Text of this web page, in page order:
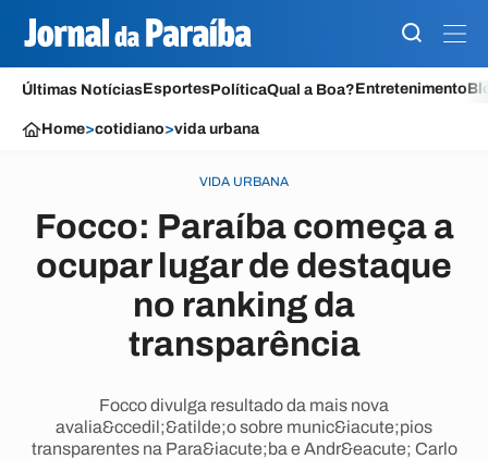
Últimas NotíciasEsportesPolíticaQual a Boa?Entretenimento
Home>cotidiano>vida urbana
VIDA URBANA
Focco: Paraíba começa a
ocupar lugar de destaque
no ranking da
transparência
Focco divulga resultado da mais nova
avalia&ccedil;&atilde;o sobre munic&iacute;pios
transparentes na Para&iacute;ba e Andr&eacute; Carlo